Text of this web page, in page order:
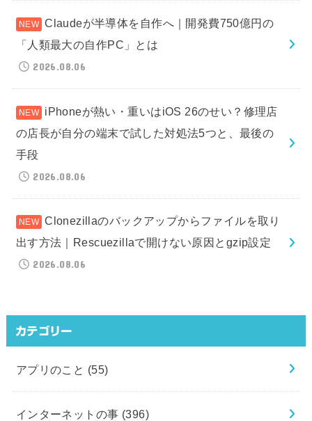
Claudeが半導体を自作へ｜開発費750億円の
「人類最大の自作PC」とは
2026.08.06
iPhoneが熱い・重いはiOS 26のせい？修理店
の店長が自分の端末で試した対処法5つと、最後の
手段
2026.08.06
Clonezillaのバックアップからファイルを取り
出す方法｜Rescuezillaで開けない原因とgzip設定
2026.08.06
カテゴリー
アプリのこと (55)
インターネットの事 (396)